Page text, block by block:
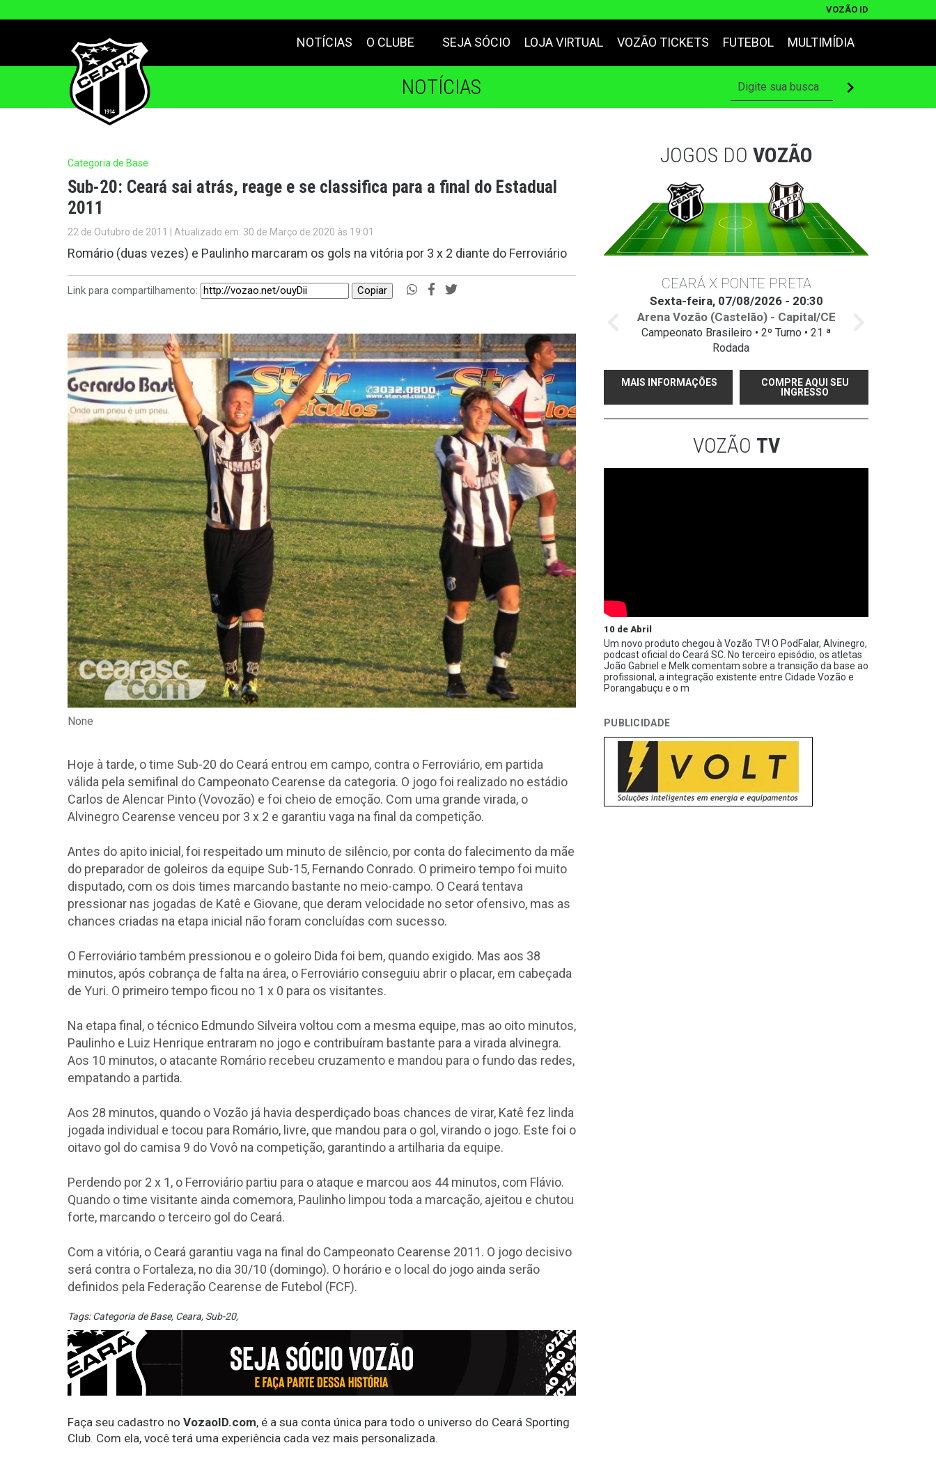
VOZÃO ID
NOTÍCIAS O CLUBE SEJA SÓCIO LOJA VIRTUAL VOZÃO TICKETS FUTEBOL MULTIMÍDIA
NOTÍCIAS
Categoria de Base
Sub-20: Ceará sai atrás, reage e se classifica para a final do Estadual
2011
22 de Outubro de 2011 | Atualizado em: 30 de Março de 2020 às 19:01
Romário (duas vezes) e Paulinho marcaram os gols na vitória por 3 x 2 diante do Ferroviário
Link para compartilhamento: Copiar
None
Hoje à tarde, o time Sub-20 do Ceará entrou em campo, contra o Ferroviário, em partida
válida pela semifinal do Campeonato Cearense da categoria. O jogo foi realizado no estádio
Carlos de Alencar Pinto (Vovozão) e foi cheio de emoção. Com uma grande virada, o
Alvinegro Cearense venceu por 3 x 2 e garantiu vaga na final da competição.
Antes do apito inicial, foi respeitado um minuto de silêncio, por conta do falecimento da mãe
do preparador de goleiros da equipe Sub-15, Fernando Conrado. O primeiro tempo foi muito
disputado, com os dois times marcando bastante no meio-campo. O Ceará tentava
pressionar nas jogadas de Katê e Giovane, que deram velocidade no setor ofensivo, mas as
chances criadas na etapa inicial não foram concluídas com sucesso.
O Ferroviário também pressionou e o goleiro Dida foi bem, quando exigido. Mas aos 38
minutos, após cobrança de falta na área, o Ferroviário conseguiu abrir o placar, em cabeçada
de Yuri. O primeiro tempo ficou no 1 x 0 para os visitantes.
Na etapa final, o técnico Edmundo Silveira voltou com a mesma equipe, mas ao oito minutos,
Paulinho e Luiz Henrique entraram no jogo e contribuíram bastante para a virada alvinegra.
Aos 10 minutos, o atacante Romário recebeu cruzamento e mandou para o fundo das redes,
empatando a partida.
Aos 28 minutos, quando o Vozão já havia desperdiçado boas chances de virar, Katê fez linda
jogada individual e tocou para Romário, livre, que mandou para o gol, virando o jogo. Este foi o
oitavo gol do camisa 9 do Vovô na competição, garantindo a artilharia da equipe.
Perdendo por 2 x 1, o Ferroviário partiu para o ataque e marcou aos 44 minutos, com Flávio.
Quando o time visitante ainda comemora, Paulinho limpou toda a marcação, ajeitou e chutou
forte, marcando o terceiro gol do Ceará.
Com a vitória, o Ceará garantiu vaga na final do Campeonato Cearense 2011. O jogo decisivo
será contra o Fortaleza, no dia 30/10 (domingo). O horário e o local do jogo ainda serão
definidos pela Federação Cearense de Futebol (FCF).
Tags:Categoria de Base, Ceara, Sub-20,
Faça seu cadastro no VozaoID.com, é a sua conta única para todo o universo do Ceará Sporting
Club. Com ela, você terá uma experiência cada vez mais personalizada.
JOGOS DO VOZÃO
CEARÁ X PONTE PRETA
Sexta-feira, 07/08/2026 - 20:30
Arena Vozão (Castelão) - Capital/CE
Campeonato Brasileiro • 2º Turno • 21 ª
Rodada
MAIS INFORMAÇÕES
COMPRE AQUI SEU
INGRESSO
VOZÃO TV
10 de Abril
Um novo produto chegou à Vozão TV! O PodFalar, Alvinegro,
podcast oficial do Ceará SC. No terceiro episódio, os atletas
João Gabriel e Melk comentam sobre a transição da base ao
profissional, a integração existente entre Cidade Vozão e
Porangabuçu e o m
PUBLICIDADE